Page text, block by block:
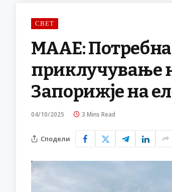
СВЕТ
МААЕ: Потребна
приклучување
Запорижје на
04/10/2025 3 Mins Read
Сподели